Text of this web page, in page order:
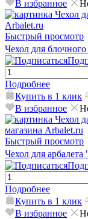
В избранное
Быстрый просмотр
Чехол для блочного
Подробнее
Купить в 1 клик
В избранное
Быстрый просмотр
Чехол для
Подробнее
Купить в 1 клик
В избранное